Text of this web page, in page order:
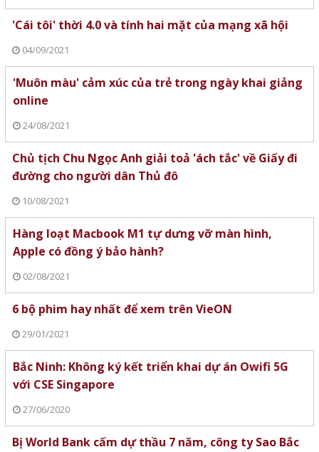
'Cái tôi' thời 4.0 và tính hai mặt của mạng xã hội
04/09/2021
'Muôn màu' cảm xúc của trẻ trong ngày khai giảng
online
24/08/2021
Chủ tịch Chu Ngọc Anh giải toả 'ách tắc' về Giấy đi
đường cho người dân Thủ đô
10/08/2021
Hàng loạt Macbook M1 tự dưng vỡ màn hình,
Apple có đồng ý bảo hành?
02/08/2021
6 bộ phim hay nhất để xem trên VieON
29/01/2021
Bắc Ninh: Không ký kết triển khai dự án Owifi 5G
với CSE Singapore
27/06/2020
Bị World Bank cấm dự thầu 7 năm, công ty Sao Bắc